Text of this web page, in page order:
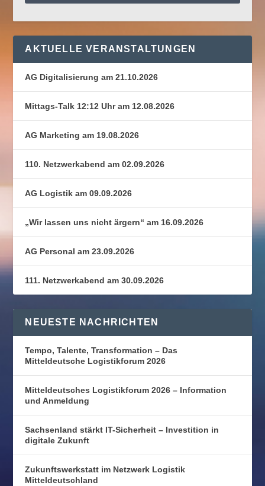
AKTUELLE VERANSTALTUNGEN
AG Digitalisierung am 21.10.2026
Mittags-Talk 12:12 Uhr am 12.08.2026
AG Marketing am 19.08.2026
110. Netzwerkabend am 02.09.2026
AG Logistik am 09.09.2026
„Wir lassen uns nicht ärgern“ am 16.09.2026
AG Personal am 23.09.2026
111. Netzwerkabend am 30.09.2026
NEUESTE NACHRICHTEN
Tempo, Talente, Transformation – Das
Mitteldeutsche Logistikforum 2026
Mitteldeutsches Logistikforum 2026 – Information
und Anmeldung
Sachsenland stärkt IT-Sicherheit – Investition in
digitale Zukunft
Zukunftswerkstatt im Netzwerk Logistik
Mitteldeutschland